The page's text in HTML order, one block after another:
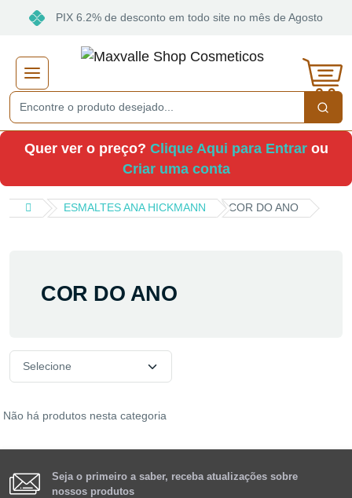
PIX 6.2% de desconto em todo site no mês de Agosto
Quer ver o preço? Clique Aqui para Entrarou
Criar uma conta
ESMALTES ANA HICKMANN COR DO ANO
COR DO ANO
Não há produtos nesta categoria
Seja o primeiro a saber, receba atualizações sobre
nossos produtos